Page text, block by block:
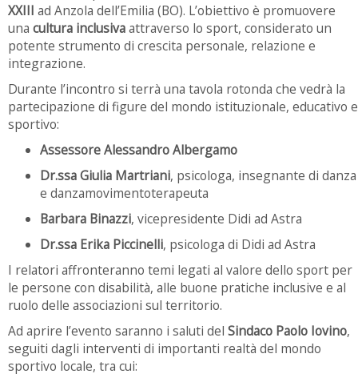
XXIII ad Anzola dell’Emilia (BO). L’obiettivo è promuovere
una cultura inclusivaattraverso lo sport, considerato un
potente strumento di crescita personale, relazione e
integrazione.
Durante l’incontro si terrà una tavola rotonda che vedrà la
partecipazione di figure del mondo istituzionale, educativo e
sportivo:
Assessore Alessandro Albergamo
Dr.ssa Giulia Martriani, psicologa, insegnante di danza
e danzamovimentoterapeuta
Barbara Binazzi, vicepresidente Didi ad Astra
Dr.ssa Erika Piccinelli, psicologa di Didi ad Astra
I relatori affronteranno temi legati al valore dello sport per
le persone con disabilità, alle buone pratiche inclusive e al
ruolo delle associazioni sul territorio.
Ad aprire l’evento saranno i saluti del Sindaco Paolo Iovino,
seguiti dagli interventi di importanti realtà del mondo
sportivo locale, tra cui: